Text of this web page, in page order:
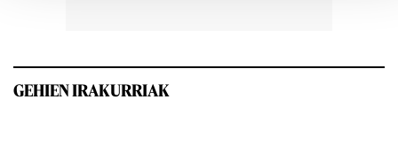
GEHIEN IRAKURRIAK